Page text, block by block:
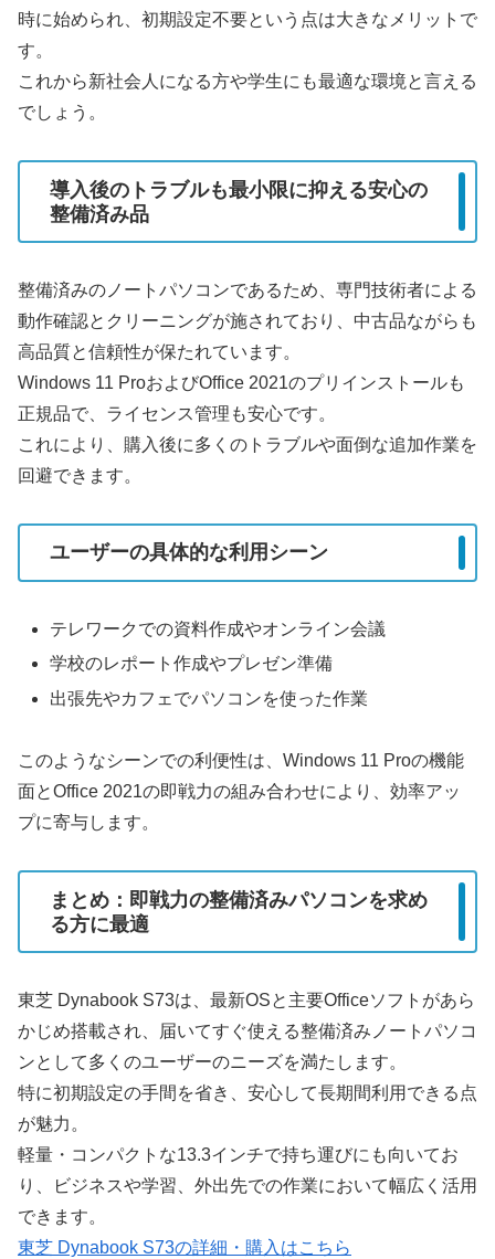
時に始められ、初期設定不要という点は大きなメリットで
す。
これから新社会人になる方や学生にも最適な環境と言える
でしょう。
導入後のトラブルも最小限に抑える安心の
整備済み品
整備済みのノートパソコンであるため、専門技術者による
動作確認とクリーニングが施されており、中古品ながらも
高品質と信頼性が保たれています。
Windows 11 ProおよびOffice 2021のプリインストールも
正規品で、ライセンス管理も安心です。
これにより、購入後に多くのトラブルや面倒な追加作業を
回避できます。
ユーザーの具体的な利用シーン
テレワークでの資料作成やオンライン会議
学校のレポート作成やプレゼン準備
出張先やカフェでパソコンを使った作業
このようなシーンでの利便性は、Windows 11 Proの機能
面とOffice 2021の即戦力の組み合わせにより、効率アッ
プに寄与します。
まとめ：即戦力の整備済みパソコンを求め
る方に最適
東芝 Dynabook S73は、最新OSと主要Officeソフトがあら
かじめ搭載され、届いてすぐ使える整備済みノートパソコ
ンとして多くのユーザーのニーズを満たします。
特に初期設定の手間を省き、安心して長期間利用できる点
が魅力。
軽量・コンパクトな13.3インチで持ち運びにも向いてお
り、ビジネスや学習、外出先での作業において幅広く活用
できます。
東芝 Dynabook S73の詳細・購入はこちら